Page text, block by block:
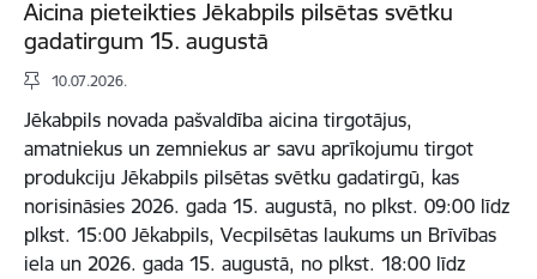
Aicina pieteikties Jēkabpils pilsētas svētku
gadatirgum 15. augustā
10.07.2026.
Jēkabpils novada pašvaldība aicina tirgotājus,
amatniekus un zemniekus ar savu aprīkojumu tirgot
produkciju Jēkabpils pilsētas svētku gadatirgū, kas
norisināsies 2026. gada 15. augustā, no plkst. 09:00 līdz
plkst. 15:00 Jēkabpils, Vecpilsētas laukums un Brīvības
iela un 2026. gada 15. augustā, no plkst. 18:00 līdz